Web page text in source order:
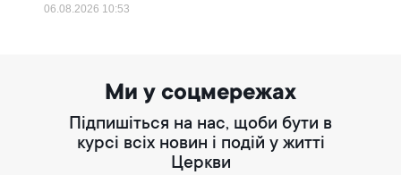
06.08.2026 10:53
Ми у соцмережах
Підпишіться на нас, щоби бути в
курсі всіх новин і подій у житті
Церкви